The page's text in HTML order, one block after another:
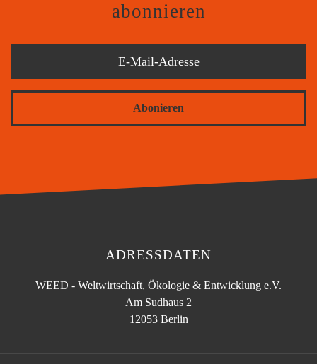
abonnieren
Abonieren
ADRESSDATEN
WEED - Weltwirtschaft, Ökologie & Entwicklung e.V.
Am Sudhaus 2
12053 Berlin